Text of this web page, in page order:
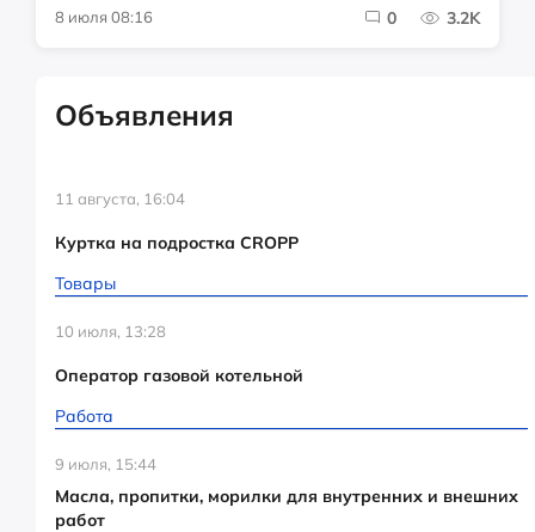
8 июля 08:16 0 3.2K
Объявления
11 августа, 16:04
Куртка на подростка CROPP
Товары
10 июля, 13:28
Оператор газовой котельной
Работа
9 июля, 15:44
Масла, пропитки, морилки для внутренних и внешних
работ